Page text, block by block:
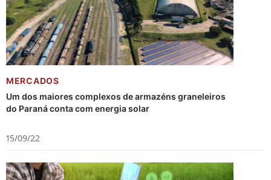
MERCADOS
Um dos maiores complexos de armazéns graneleiros
do Paraná conta com energia solar
15/09/22